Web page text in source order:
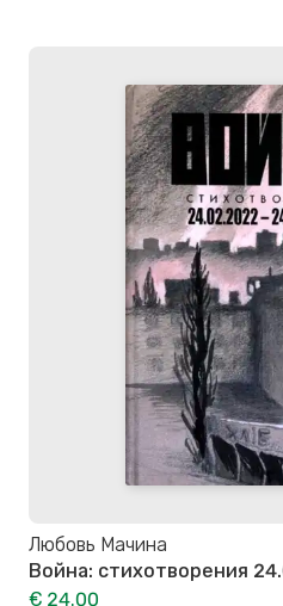
Любовь Мачина
Война: стихотворения
€ 24.00